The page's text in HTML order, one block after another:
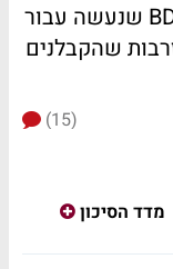
ניתוח הסיכונים בענף הבנייה של BDI שנעשה עבור
שהקבלנים
(15)
מדד הסיכון